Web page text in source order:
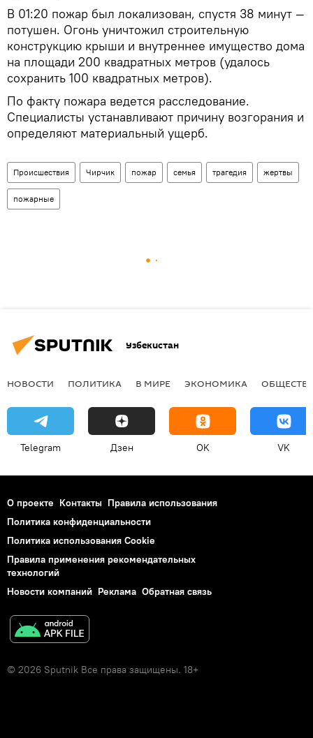
В 01:20 пожар был локализован, спустя 38 минут —
потушен. Огонь уничтожил строительную
конструкцию крыши и внутреннее имущество дома
на площади 200 квадратных метров (удалось
сохранить 100 квадратных метров).
По факту пожара ведется расследование.
Специалисты устанавливают причину возгорания и
определяют материальный ущерб.
Происшествия Чирчик пожар семья трагедия жертвы
пожарные
Узбекистан
НОВОСТИ ПОЛИТИКА В МИРЕ ЭКОНОМИКА
Telegram Дзен OK VK
О проекте Контакты Правила использования
Политика конфиденциальности
Политика использования Cookie
Правила применения рекомендательных
технологий
Новости компаний Реклама Обратная связь
© 2026 Sputnik Все права защищены. 18+